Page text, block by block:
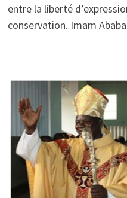
entre la liberté
conservation. Imam